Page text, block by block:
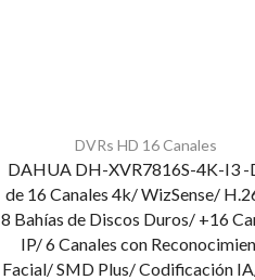
DVRs HD 16 Canales
DAHUA DH-XVR7816S-4K-I3 -
de 16 Canales 4k/ WizSense/
8 Bahías de Discos Duros/ +16
IP/ 6 Canales con
Facial/ SMD Plus/ Codificación